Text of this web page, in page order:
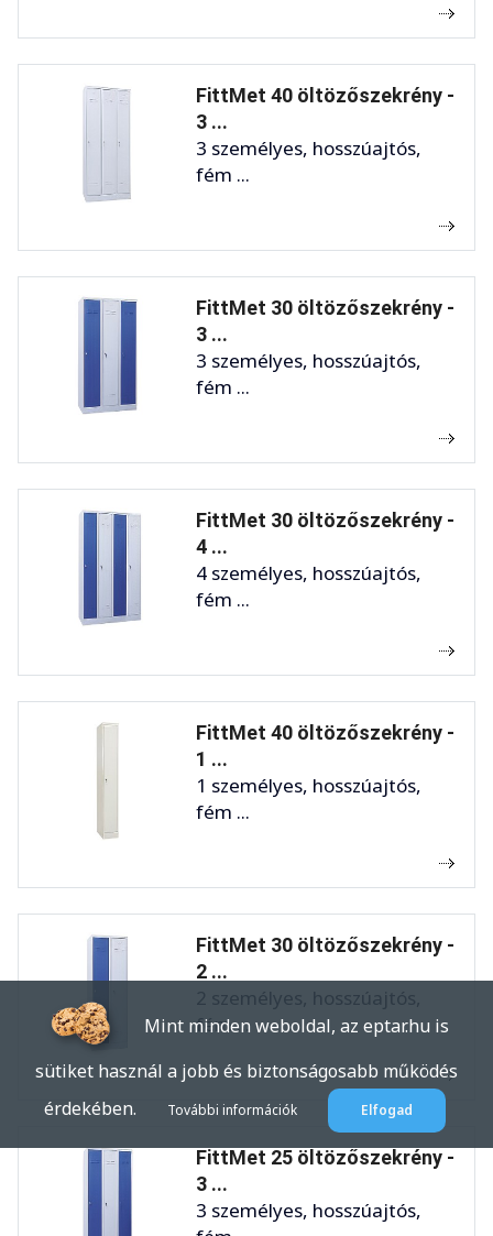
FittMet 40 öltözőszekrény -
3 ...
3 személyes, hosszúajtós,
fém ...
FittMet 30 öltözőszekrény -
3 ...
3 személyes, hosszúajtós,
fém ...
FittMet 30 öltözőszekrény -
4 ...
4 személyes, hosszúajtós,
fém ...
FittMet 40 öltözőszekrény -
1 ...
1 személyes, hosszúajtós,
fém ...
FittMet 30 öltözőszekrény -
2 ...
2 személyes, hosszúajtós,
fém ...
FittMet 25 öltözőszekrény -
3 ...
3 személyes, hosszúajtós,
Mint minden weboldal, az eptar.hu is
sütiket használ a jobb és biztonságosabb működés
érdekében.
További információk Elfogad